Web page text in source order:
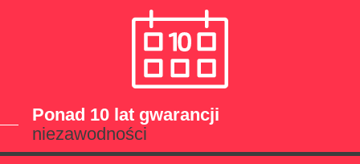
Ponad 10 lat gwarancji
niezawodności